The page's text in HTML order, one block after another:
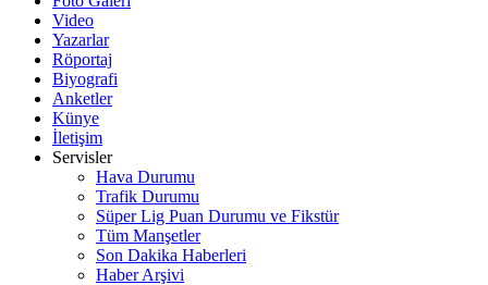
Video
Yazarlar
Röportaj
Biyografi
Anketler
Künye
İletişim
Servisler
Hava Durumu
Trafik Durumu
Süper Lig Puan Durumu ve Fikstür
Tüm Manşetler
Son Dakika Haberleri
Haber Arşivi